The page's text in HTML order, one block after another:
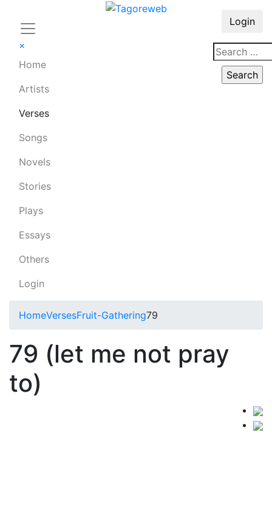
×
Home
Artists
Verses
Songs
Novels
Stories
Plays
Essays
Others
Login
Login
HomeVersesFruit-Gathering79
79 (let me not pray
to)